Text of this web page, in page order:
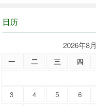
日历
2026年8月
一 二 三 四
3
4 5 6